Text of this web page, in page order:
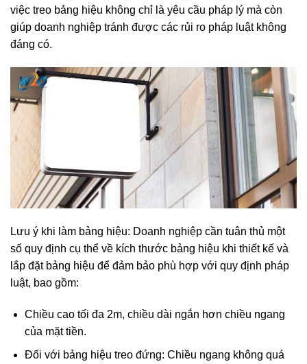
việc treo bảng hiệu không chỉ là yêu cầu pháp lý mà còn
giúp doanh nghiệp tránh được các rủi ro pháp luật không
đáng có.
Lưu ý khi làm bảng hiệu: Doanh nghiệp cần tuân thủ một
số quy định cụ thể về kích thước bảng hiệu khi thiết kế và
lắp đặt bảng hiệu để đảm bảo phù hợp với quy định pháp
luật, bao gồm:
Chiều cao tối đa 2m, chiều dài ngắn hơn chiều ngang
của mặt tiền.
Đối với bảng hiệu treo đứng: Chiều ngang không quá